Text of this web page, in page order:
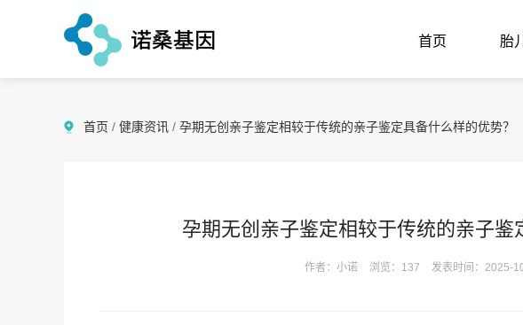
首页 胎
首页 / 健康资讯 / 孕期无创亲子鉴定相较于传统的亲子鉴定具备什么样的优势？
孕期无创亲子鉴定相较于传统的亲子鉴
作者：小诺 浏览：137 发表时间：2025-